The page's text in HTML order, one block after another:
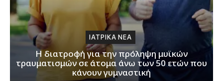
ΙΑΤΡΙΚΑ ΝΕΑ
H διατροφή για την πρόληψη μυϊκών
τραυματισμών σε άτομα άνω των 50 ετών που
κάνουν γυμναστική